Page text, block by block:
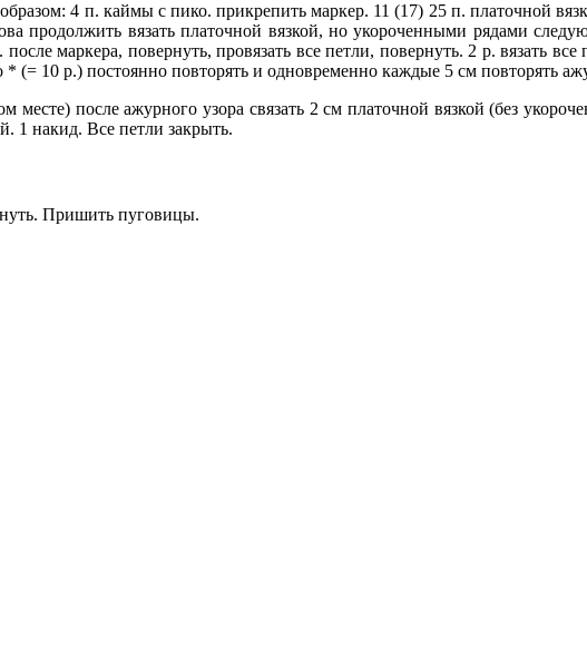
4 п. каймы с пико. прикрепить маркер. 11 (17) 25 п. платочной
продолжить вязать платочной вязкой, но укороченными рядами
маркера, повернуть, провязать все петли, повернуть. 2 р. вязать
* (= 10 р.) постоянно повторять и одновременно каждые 5 см повторять
месте) после ажурного узора связать 2 см платочной вязкой (без
1 накид. Все петли закрыть.
Пришить пуговицы.